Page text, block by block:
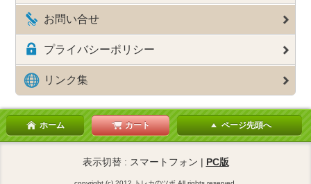
お問い合せ
プライバシーポリシー
リンク集
ホーム カート ページ先頭へ
表示切替 : スマートフォン | PC版